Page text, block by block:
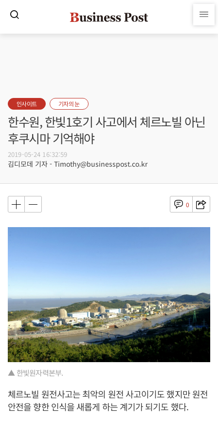
인사이트 기자의 눈
한수원, 한빛1호기 사고에서 체르노빌 아닌
후쿠시마 기억해야
2019-05-24 16:32:59
김디모데 기자 - Timothy@businesspost.co.kr
0
▲ 한빛원자력본부.
체르노빌 원전사고는 최악의 원전 사고이기도 했지만 원전
안전을 향한 인식을 새롭게 하는 계기가 되기도 했다.